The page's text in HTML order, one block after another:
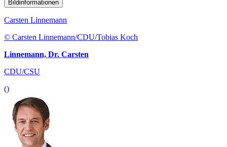
Bildinformationen
Carsten Linnemann
© Carsten Linnemann/CDU/Tobias Koch
Linnemann, Dr. Carsten
CDU/CSU
()